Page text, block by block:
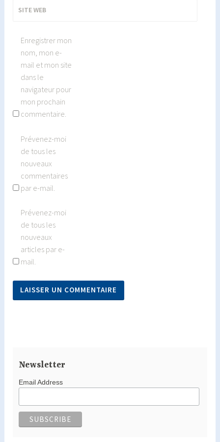
SITE WEB
Enregistrer mon
nom, mon e-
mail et mon site
dans le
navigateur pour
mon prochain
commentaire.
Prévenez-moi
de tous les
nouveaux
commentaires
par e-mail.
Prévenez-moi
de tous les
nouveaux
articles par e-
mail.
Newsletter
Email Address